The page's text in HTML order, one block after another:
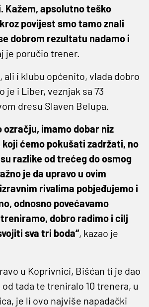
Kažem, apsolutno teško
povijest smo tamo znali
dobrom rezultatu nadamo i
je poručio trener.
ali i klubu općenito, vlada dobro
je i Liber, veznjak sa 73
dresu Slaven Belupa.
ozračju, imamo dobar niz
ćemo pokušati zadržati, no
razlike od trećeg do osmog
je da upravo u ovim
rivalima pobjeđujemo i
odnosno povećavamo
dobro radimo i cilj
sva tri boda“, kazao je
u Koprivnici, Bišćan ti je dao
tada te treniralo 10 trenera, u
je li ovo najviše napadački